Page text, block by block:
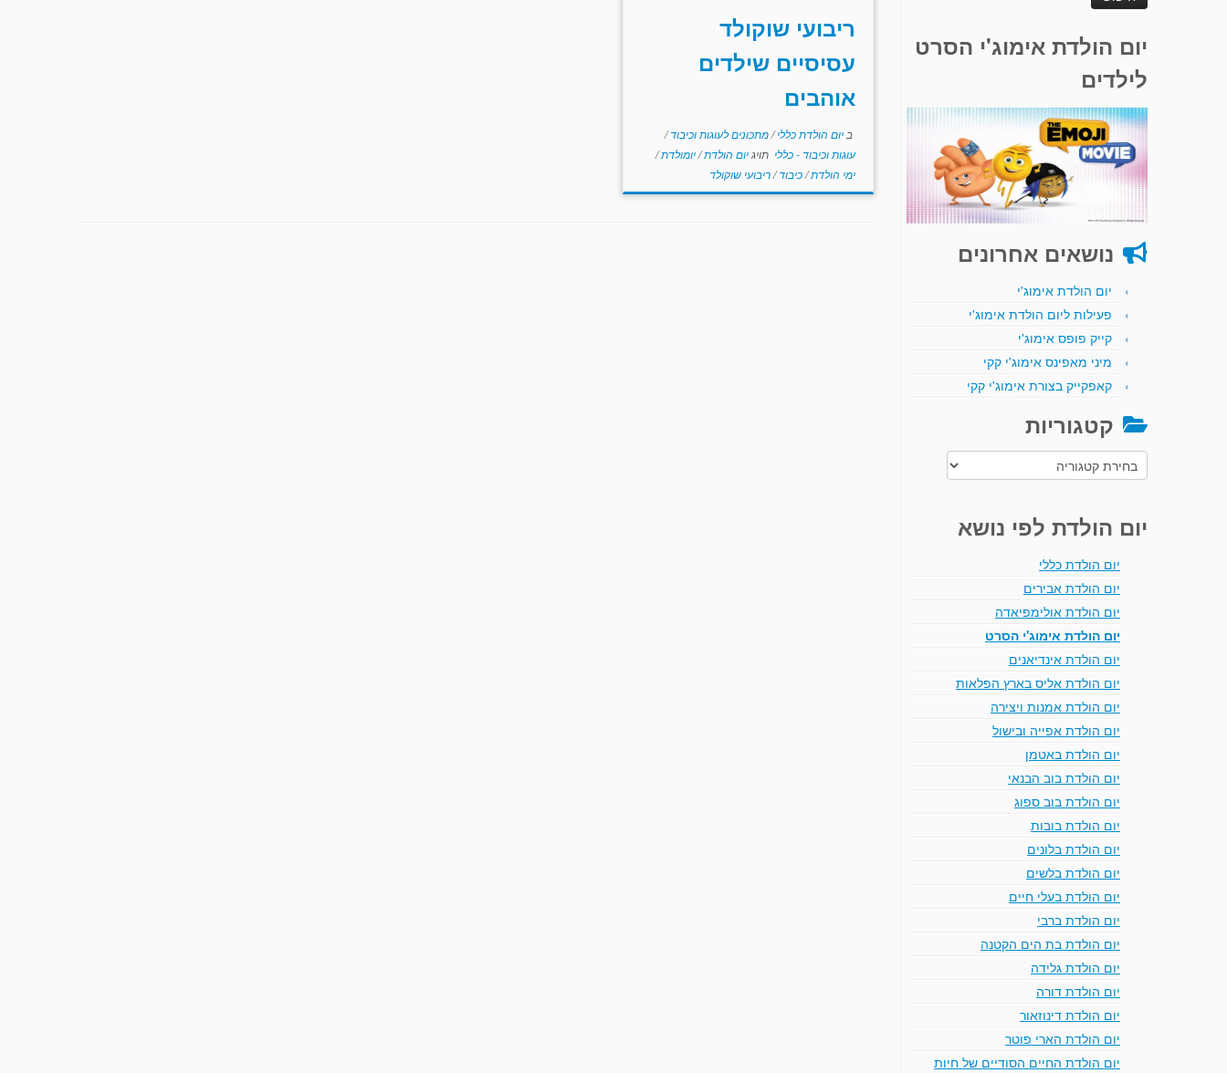
יום הולדת אימוג'י הסרט
לילדים
נושאים אחרונים
יום הולדת אימוג'י
פעילות ליום הולדת אימוג'י
קייק פופס אימוג'י
מיני מאפינס אימוג'י קקי
קאפקייק בצורת אימוג'י קקי
קטגוריות
קטגוריות
יום הולדת לפי נושא
יום הולדת כללי
יום הולדת אבירים
יום הולדת אולימפיאדה
יום הולדת אימוג'י הסרט
יום הולדת אינדיאנים
יום הולדת אליס בארץ הפלאות
יום הולדת אמנות ויצירה
יום הולדת אפייה ובישול
יום הולדת באטמן
יום הולדת בוב הבנאי
יום הולדת בוב ספוג
יום הולדת בובות
יום הולדת בלונים
יום הולדת בלשים
יום הולדת בעלי חיים
יום הולדת ברבי
יום הולדת בת הים הקטנה
יום הולדת גלידה
יום הולדת דורה
יום הולדת דינוזאור
יום הולדת הארי פוטר
יום הולדת החיים הסודיים של חיות
ריבועי שוקולד
עסיסיים שילדים
אוהבים
ביום הולדת כללי/מתכונים לעוגות וכיבוד/
עוגות וכיבוד - כללי תויגיום הולדת/יומולדת/
ימי הולדת/כיבוד/ריבועי שוקולד